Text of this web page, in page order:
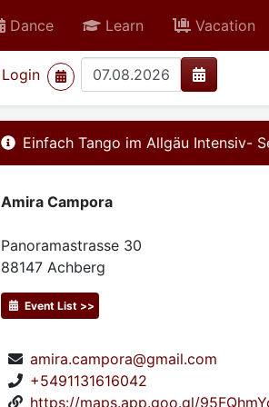
Dance Learn Vacation
Login
>
Einfach Tango im Allgäu Intensiv-
Amira Campora
Panoramastrasse 30
88147 Achberg
Event List >>
amira.campora@gmail.com
+5491131616042
https://maps.app.goo.gl/